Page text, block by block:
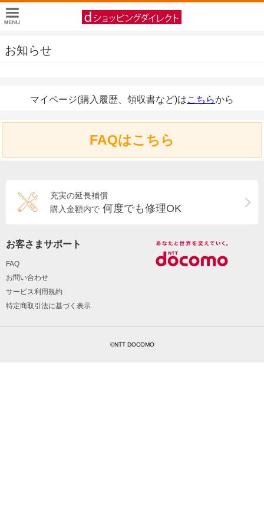
お知らせ
マイページ(購入履歴、領収書など)はこちらから
FAQはこちら
充実の延長補償
購入金額内で 何度でも修理OK
お客さまサポート
FAQ
お問い合わせ
サービス利用規約
特定商取引法に基づく表示
©NTT DOCOMO